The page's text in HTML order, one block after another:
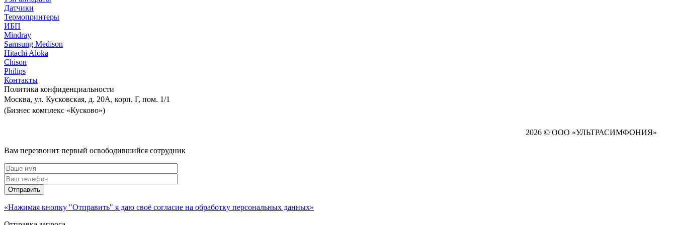
Датчики
Термопринтеры
ИБП
Mindray
Samsung Medison
Hitachi Aloka
Сhison
Philips
Контакты
Политика конфиденциальности
Москва, ул. Кусковская, д. 20А, корп. Г, пом. 1/1
(Бизнес комплекс «Кусково»)
2026 © ООО «УЛЬТРАСИМФОНИЯ»
Вам перезвонит первый освободившийся сотрудник
«Нажимая кнопку "Отправить" я даю своё согласие на обработку персональных данных»